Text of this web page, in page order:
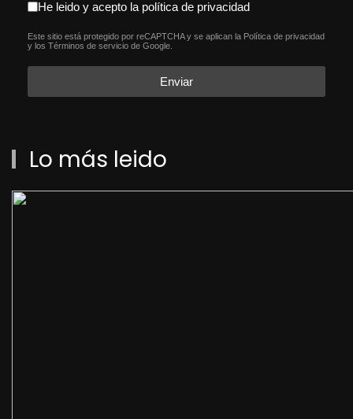
aceptacion política de
He leido y acepto la política de privacidad
reCAPTCHA*
Este sitio está protegido por reCAPTCHA y se aplican la Política de privacidad
y los Términos de servicio de Google.
Enviar
Lo más leido